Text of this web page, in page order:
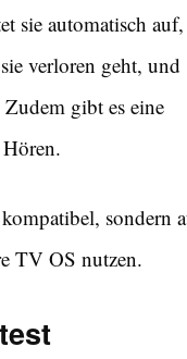
sie automatisch auf,
verloren geht, und
gibt es eine
sondern
TV OS nutzen.